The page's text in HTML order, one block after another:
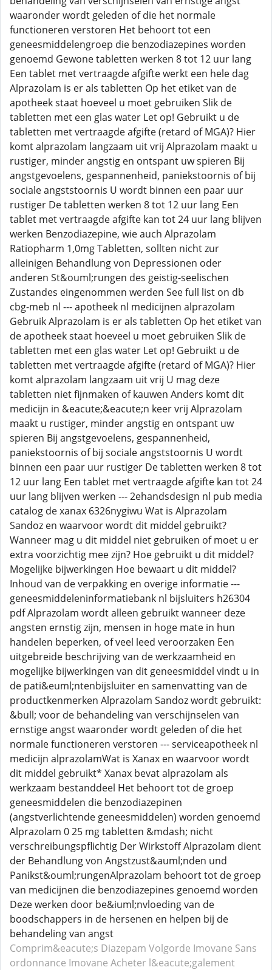
waaronder wordt geleden of die het normale
functioneren verstoren Het behoort tot een
geneesmiddelengroep die benzodiazepines worden
genoemd Gewone tabletten werken 8 tot 12 uur lang
Een tablet met vertraagde afgifte werkt een hele dag
Alprazolam is er als tabletten Op het etiket van de
apotheek staat hoeveel u moet gebruiken Slik de
tabletten met een glas water Let op! Gebruikt u de
tabletten met vertraagde afgifte (retard of MGA)? Hier
komt alprazolam langzaam uit vrij Alprazolam maakt u
rustiger, minder angstig en ontspant uw spieren Bij
angstgevoelens, gespannenheid, paniekstoornis of bij
sociale angststoornis U wordt binnen een paar uur
rustiger De tabletten werken 8 tot 12 uur lang Een
tablet met vertraagde afgifte kan tot 24 uur lang blijven
werken Benzodiazepine, wie auch Alprazolam
Ratiopharm 1,0mg Tabletten, sollten nicht zur
alleinigen Behandlung von Depressionen oder
anderen St&ouml;rungen des geistig-seelischen
Zustandes eingenommen werden See full list on db
cbg-meb nl --- apotheek nl medicijnen alprazolam
Gebruik Alprazolam is er als tabletten Op het etiket van
de apotheek staat hoeveel u moet gebruiken Slik de
tabletten met een glas water Let op! Gebruikt u de
tabletten met vertraagde afgifte (retard of MGA)? Hier
komt alprazolam langzaam uit vrij U mag deze
tabletten niet fijnmaken of kauwen Anders komt dit
medicijn in &eacute;&eacute;n keer vrij Alprazolam
maakt u rustiger, minder angstig en ontspant uw
spieren Bij angstgevoelens, gespannenheid,
paniekstoornis of bij sociale angststoornis U wordt
binnen een paar uur rustiger De tabletten werken 8 tot
12 uur lang Een tablet met vertraagde afgifte kan tot 24
uur lang blijven werken --- 2ehandsdesign nl pub media
catalog de xanax 6326nygiwu Wat is Alprazolam
Sandoz en waarvoor wordt dit middel gebruikt?
Wanneer mag u dit middel niet gebruiken of moet u er
extra voorzichtig mee zijn? Hoe gebruikt u dit middel?
Mogelijke bijwerkingen Hoe bewaart u dit middel?
Inhoud van de verpakking en overige informatie ---
geneesmiddeleninformatiebank nl bijsluiters h26304
pdf Alprazolam wordt alleen gebruikt wanneer deze
angsten ernstig zijn, mensen in hoge mate in hun
handelen beperken, of veel leed veroorzaken Een
uitgebreide beschrijving van de werkzaamheid en
mogelijke bijwerkingen van dit geneesmiddel vindt u in
de pati&euml;ntenbijsluiter en samenvatting van de
productkenmerken Alprazolam Sandoz wordt gebruikt:
&bull; voor de behandeling van verschijnselen van
ernstige angst waaronder wordt geleden of die het
normale functioneren verstoren --- serviceapotheek nl
medicijn alprazolamWat is Xanax en waarvoor wordt
dit middel gebruikt* Xanax bevat alprazolam als
werkzaam bestanddeel Het behoort tot de groep
geneesmiddelen die benzodiazepinen
(angstverlichtende geneesmiddelen) worden genoemd
Alprazolam 0 25 mg tabletten &mdash; nicht
verschreibungspflichtig Der Wirkstoff Alprazolam dient
der Behandlung von Angstzust&auml;nden und
Panikst&ouml;rungenAlprazolam behoort tot de groep
van medicijnen die benzodiazepines genoemd worden
Deze werken door be&iuml;nvloeding van de
boodschappers in de hersenen en helpen bij de
behandeling van angst
Comprim&eacute;s Diazepam Volgorde Imovane Sans
ordonnance Imovane Acheter l&eacute;galement